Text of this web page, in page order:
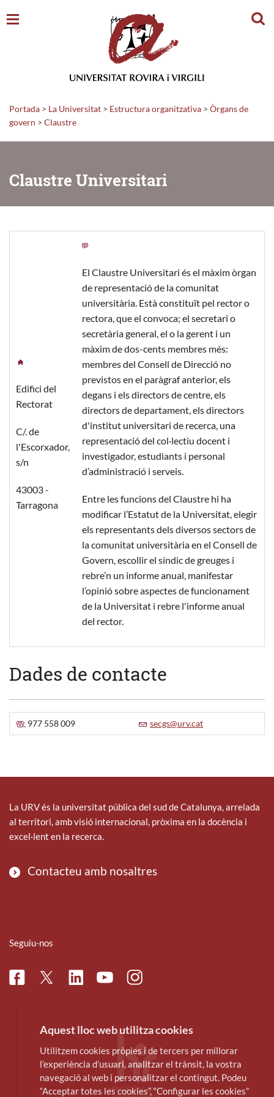
Portada > La Universitat > Estructura organitzativa > Òrgans de
govern > Claustre
Claustre Universitari
Edifici del
Rectorat
C/. de
l'Escorxador,
s/n
43003 -
Tarragona
El Claustre Universitari és el màxim òrgan
de representació de la comunitat
universitària. Està constituït pel rector o
rectora, que el convoca; el secretari o
secretària general, el o la gerent i un
màxim de dos-cents membres més:
membres del Consell de Direcció no
previstos en el paràgraf anterior, els
degans i els directors de centre, els
directors de departament, els directors
d'institut universitari de recerca, una
representació del col·lectiu docent i
investigador, estudiants i personal
d’administració i serveis.
Entre les funcions del Claustre hi ha
modificar l’Estatut de la Universitat, elegir
els representants dels diversos sectors de
la comunitat universitària en el Consell de
Govern, escollir el síndic de greuges i
rebre’n un informe anual, manifestar
l’opinió sobre aspectes de funcionament
de la Universitat i rebre l'informe anual
del rector.
Dades de contacte
977 558 009 secgs@urv.cat
La URV és la universitat pública del sud de Catalunya, arrelada
al territori, amb visió internacional, pròxima en la docència i
excel·lent en la recerca.
Contacteu amb nosaltres
Seguiu-nos
FacebookTwitterLinkedinYoutubeInstagram
Aquest lloc web utilitza cookies
Utilitzem cookies pròpies i de tercers per millorar
l’experiència d’usuari, analitzar el trànsit, la vostra
navegació al web i personalitzar el contingut. Podeu
“Acceptar totes les cookies”, “Configurar les cookies”